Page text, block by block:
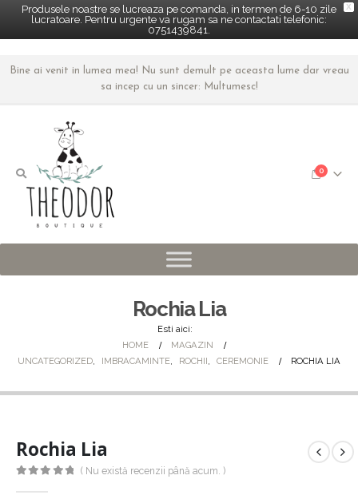
X
Produsele noastre se lucreaza pe comanda, in termen de 6-10 zile
lucratoare. Pentru urgente va rugam sa ne contactati telefonic:
0751439841.
Bine ai venit in lumea mea! Nu sunt demult pe aceasta lume dar vreau
sa incep cu un sincer: Multumesc!
0
Rochia Lia
Esti aici:
HOME
MAGAZIN
UNCATEGORIZED, IMBRACAMINTE, ROCHII, CEREMONIE ROCHIA LIA
Rochia Lia
( Nu există recenzii până acum. )